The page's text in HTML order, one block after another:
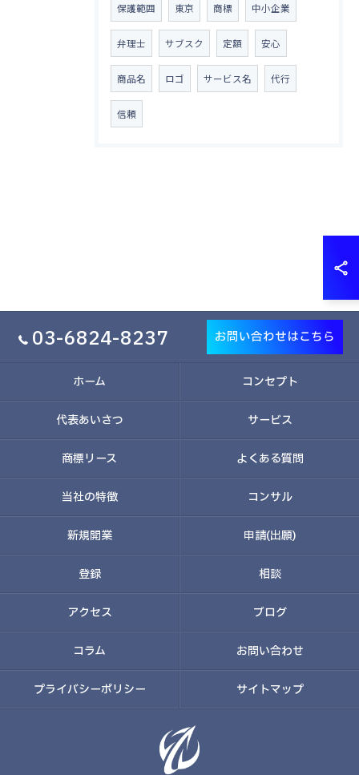
保護範囲 東京 商標 中小企業
弁理士 サブスク 定額 安心
商品名 ロゴ サービス名 代行
信頼
03-6824-8237 お問い合わせはこちら
ホーム コンセプト
代表あいさつ サービス
商標リース よくある質問
当社の特徴 コンサル
新規開業 申請(出願)
登録 相談
アクセス ブログ
コラム お問い合わせ
プライバシーポリシー サイトマップ